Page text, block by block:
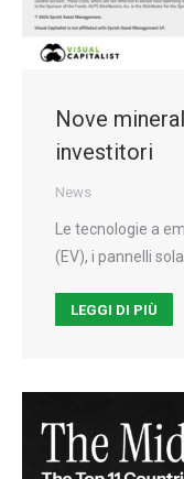
Nove
investitori
News
Le tecnologie a
(EV), i pannelli
LEGGI DI PIÙ